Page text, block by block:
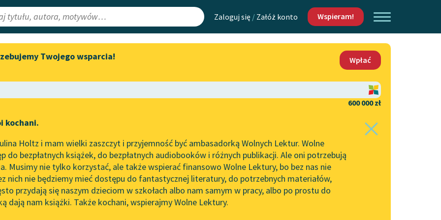
Zaloguj się / Załóż konto Wspieram!
Lektury
redakcyjne
Aktualności
„Prokurator Alicja Horn” do
literatury skandynawskiej
Spotkanie z Katarzyną Tunkiel
w Oslo
102. lata temu zmarł Joseph
Conrad
Mapa Wolnych Lektur
Leśmianator
API
OAI-PMH
Widget Wolnych Lektur
Kontakt
O projekcie
Zasady wykorzystania
Wolnych Lektur
Logotypy
Materiały promocyjne
Twojego wsparcia!
Wpłać
600 000 zł
kochani.
Holtz i mam wielki zaszczyt i przyjemność być ambasadorką Wolnych Lektur. Wolne
do bezpłatnych książek, do bezpłatnych audiobooków i różnych publikacji. Ale oni potrzebują
Musimy nie tylko korzystać, ale także wspierać finansowo Wolne Lektury, bo bez nas nie
nich nie będziemy mieć dostępu do fantastycznej literatury, do potrzebnych materiałów,
przydają się naszym dzieciom w szkołach albo nam samym w pracy, albo po prostu do
dają nam książki. Także kochani, wspierajmy Wolne Lektury.
✖ Romantyzm✖